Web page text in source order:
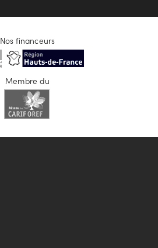
Nos financeurs
Membre du